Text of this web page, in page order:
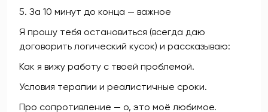
5. За 10 минут до конца — важное
Я прошу тебя остановиться (всегда даю
договорить логический кусок) и рассказываю:
Как я вижу работу с твоей проблемой.
Условия терапии и реалистичные сроки.
Про сопротивление — о, это моё любимое.